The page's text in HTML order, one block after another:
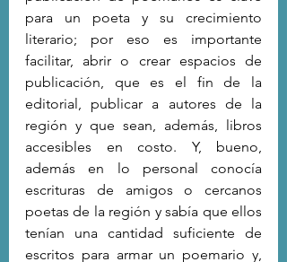
para un poeta y su crecimiento
literario; por eso es importante
facilitar, abrir o crear espacios de
publicación, que es el fin de la
editorial, publicar a autores de la
región y que sean, además, libros
accesibles en costo. Y, bueno,
además en lo personal conocía
escrituras de amigos o cercanos
poetas de la región y sabía que ellos
tenían una cantidad suficiente de
escritos para armar un poemario y,